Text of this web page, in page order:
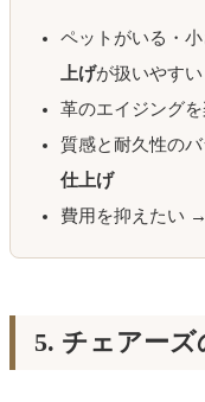
ペットがいる・
上げが扱いやすい
革のエイジング
質感と耐久性の
仕上げ
費用を抑えたい →
5. チェアーズ